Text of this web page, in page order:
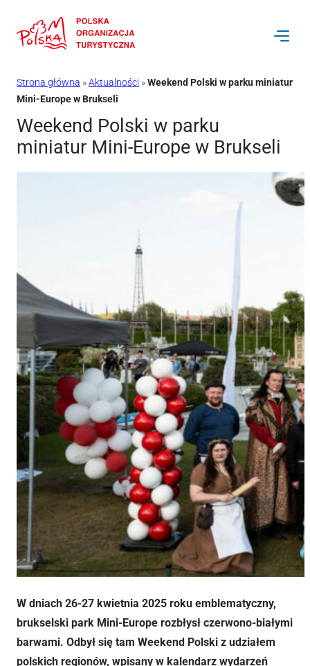
do
Strona główna »Aktualności »Weekend Polski w parku miniatur
Mini-Europe w Brukseli
Weekend Polski w parku
miniatur Mini-Europe w Brukseli
W dniach 26-27 kwietnia 2025 roku emblematyczny,
brukselski park Mini-Europe rozbłysł czerwono-białymi
barwami. Odbył się tam Weekend Polski z udziałem
polskich regionów, wpisany w kalendarz wydarzeń